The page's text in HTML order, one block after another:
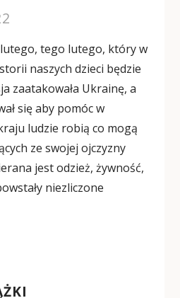
tego lutego, który w
naszych dzieci będzie
zaatakowała Ukrainę, a
się aby pomóc w
ludzie robią co mogą
ze swojej ojczyzny
jest odzież, żywność,
niezliczone